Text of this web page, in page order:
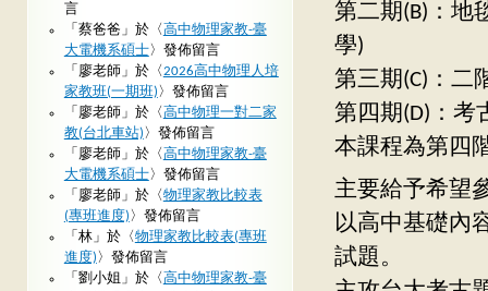
第二期(B)：地
學)
第三期(C)：二
第四期(D)：考
本課程為第四
主要給予希望
以高中基礎內
試題。
言
「 蔡爸爸 」於〈 高中物理家教-臺
大電機系碩士〉發佈留言
「 廖老師 」於〈2026高中物理人培
家教班(一期班) 〉發佈留言
「 廖老師 」於〈 高中物理一對二家
教(台北車站) 〉發佈留言
「 廖老師 」於〈 高中物理家教-臺
大電機系碩士〉發佈留言
「 廖老師 」於〈物理家教比較表
(專班進度) 〉發佈留言
「 林」於〈物理家教比較表(專班
進度) 〉發佈留言
「 劉小姐 」於〈 高中物理家教-臺